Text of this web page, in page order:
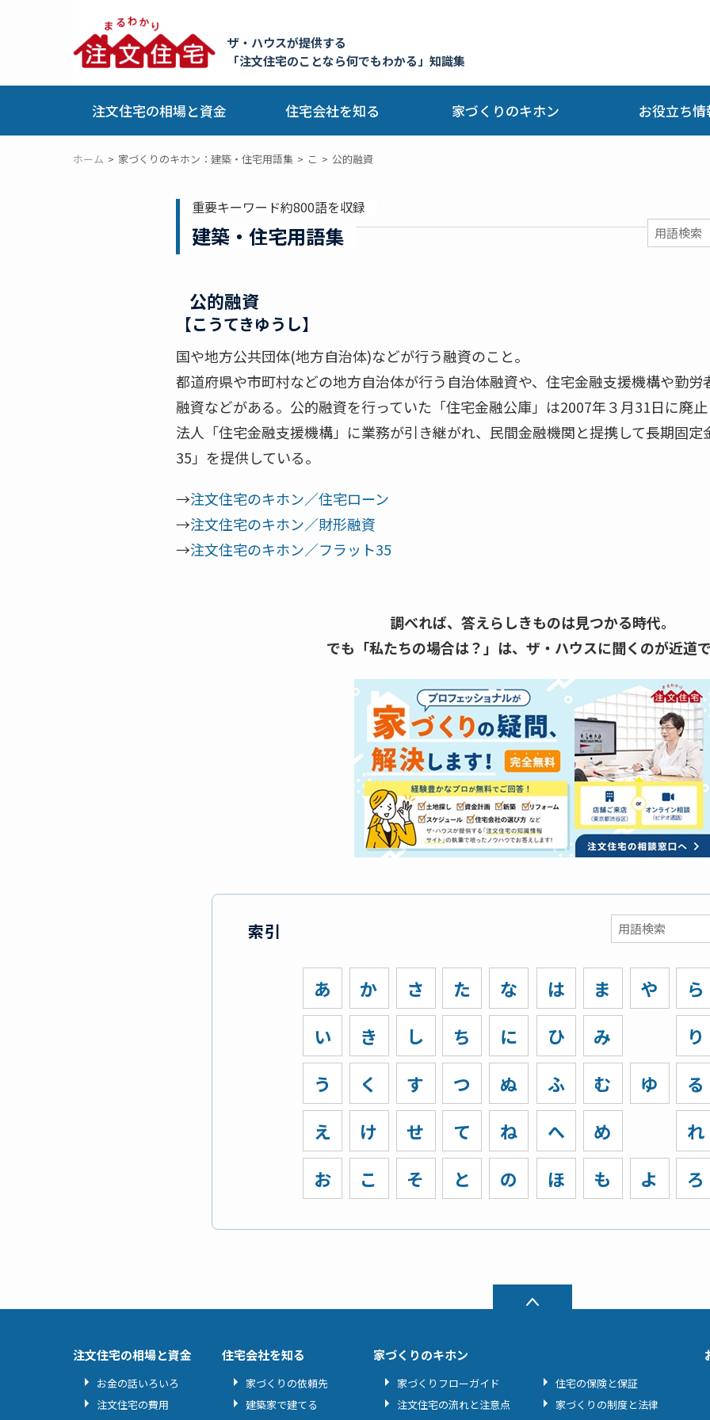
ザ・ハウスが提供する
「注文住宅のことなら何でもわかる」知識集
注文住宅の相場と資金 住宅会社を知る 家づくりのキホン お役立ち情
ホーム 家づくりのキホン：建築・住宅用語集 こ 公的融資
重要キーワード約800語を収録
建築・住宅用語集
公的融資
【こうてきゆうし】
国や地方公共団体(地方自治体)などが行う融資のこと。
都道府県や市町村などの地方自治体が行う自治体融資や、住宅金融支援機構や勤
融資などがある。公的融資を行っていた「住宅金融公庫」は2007年３月31日に廃
法人「住宅金融支援機構」に業務が引き継がれ、民間金融機関と提携して長期固
35」を提供している。
→注文住宅のキホン／住宅ローン
→注文住宅のキホン／財形融資
→注文住宅のキホン／フラット35
調べれば、答えらしきものは見つかる時代。
でも「私たちの場合は？」は、 ザ・ハウスに聞くのが近道
索引
あ
い
う
え
お
か
き
く
け
こ
さ
し
す
せ
そ
た
ち
つ
て
と
な
に
ぬ
ね
の
は
ひ
ふ
へ
ほ
ま
み
む
め
も
や
ゆ
よ
ら
り
る
れ
ろ
注文住宅の相場と資金
お金の話いろいろ
注文住宅の費用
住宅会社を知る
家づくりの依頼先
建築家で建てる
家づくりのキホン
家づくりフローガイド
注文住宅の流れと注意点
住宅の保険と保証
家づくりの制度と法律